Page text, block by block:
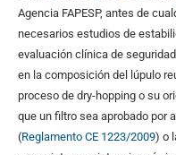
Agencia FAPESP, antes de
necesarios estudios de
evaluación clínica de
en la composición del lúpulo
proceso de dry-hopping o su
que un filtro sea aprobado por
(Reglamento CE 1223/2009) o